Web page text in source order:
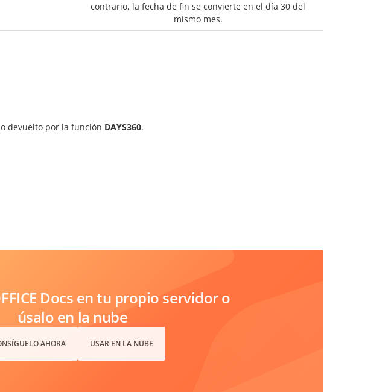
contrario, la fecha de fin se convierte en el día 30 del
mismo mes.
devuelto por la función DAYS360.
Docs en tu propio servidor o
úsalo en la nube
AHORA USAR EN LA NUBE